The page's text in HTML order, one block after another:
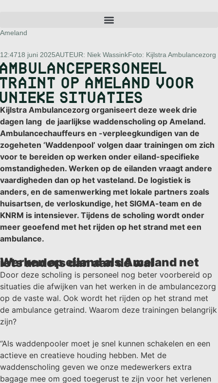
Ameland
12:4718 juni 2025AUTEUR: Niek WassinkFoto: Kijlstra Ambulancezorg
AMBULANCEPERSONEEL
TRAINT OP AMELAND VOOR
UNIEKE SITUATIES
Kijlstra Ambulancezorg organiseert deze week drie
dagen lang de jaarlijkse waddenscholing op Ameland.
Ambulancechauffeurs en -verpleegkundigen van de
zogeheten ‘Waddenpool’ volgen daar trainingen om zich
voor te bereiden op werken onder eiland-specifieke
omstandigheden. Werken op de eilanden vraagt andere
vaardigheden dan op het vasteland. De logistiek is
anders, en de samenwerking met lokale partners zoals
huisartsen, de verloskundige, het SIGMA-team en de
KNRM is intensiever. Tijdens de scholing wordt onder
meer geoefend met het rijden op het strand met een
ambulance.
Werken op eiland als Ameland net iets anders dan aan de wal
Door deze scholing is personeel nog beter voorbereid op
situaties die afwijken van het werken in de ambulancezorg
op de vaste wal. Ook wordt het rijden op het strand met
de ambulance getraind. Waarom deze trainingen belangrijk
zijn?
“Als waddenpooler moet je snel kunnen schakelen en een
actieve en creatieve houding hebben. Met de
waddenscholing geven we onze medewerkers extra
bagage mee om goed toegerust te zijn voor het verlenen